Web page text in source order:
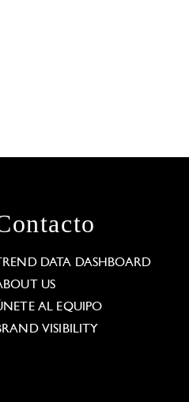
TREND DATA DASHBOARD
US
AL EQUIPO
VISIBILITY